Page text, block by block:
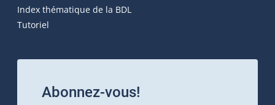
Index thématique de la BDL
Tutoriel
Abonnez-vous!